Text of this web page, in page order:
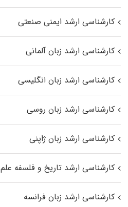
کارشناسی ارشد ایمنی صنعتی
کارشناسی ارشد زبان آلمانی
کارشناسی ارشد زبان انگلیسی
کارشناسی ارشد زبان روسی
کارشناسی ارشد زبان ژاپنی
کارشناسی ارشد تاریخ و فلسفه علم
کارشناسی ارشد زبان فرانسه